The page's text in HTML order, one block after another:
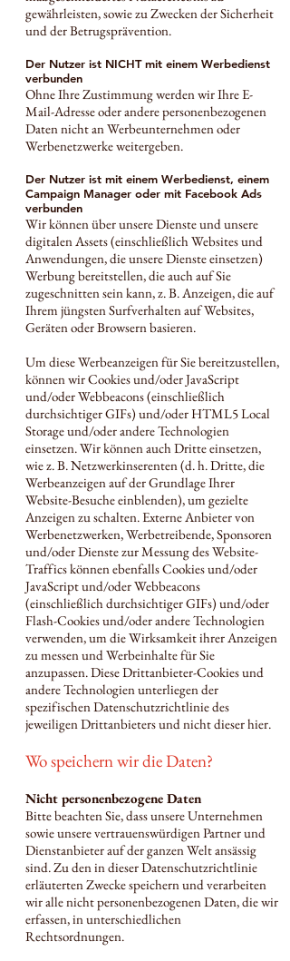
gewährleisten, sowie zu Zwecken der Sicherheit
und der Betrugsprävention.
Der Nutzer ist NICHT mit einem Werbedienst
verbunden
Ohne Ihre Zustimmung werden wir Ihre E-
Mail-Adresse oder andere personenbezogenen
Daten nicht an Werbeunternehmen oder
Werbenetzwerke weitergeben.
Der Nutzer ist mit einem Werbedienst, einem
Campaign Manager oder mit Facebook Ads
verbunden
Wir können über unsere Dienste und unsere
digitalen Assets (einschließlich Websites und
Anwendungen, die unsere Dienste einsetzen)
Werbung bereitstellen, die auch auf Sie
zugeschnitten sein kann, z. B. Anzeigen, die auf
Ihrem jüngsten Surfverhalten auf Websites,
Geräten oder Browsern basieren.
Um diese Werbeanzeigen für Sie bereitzustellen,
können wir Cookies und/oder JavaScript
und/oder Webbeacons (einschließlich
durchsichtiger GIFs) und/oder HTML5 Local
Storage und/oder andere Technologien
einsetzen. Wir können auch Dritte einsetzen,
wie z. B. Netzwerkinserenten (d. h. Dritte, die
Werbeanzeigen auf der Grundlage Ihrer
Website-Besuche einblenden), um gezielte
Anzeigen zu schalten. Externe Anbieter von
Werbenetzwerken, Werbetreibende, Sponsoren
und/oder Dienste zur Messung des Website-
Traffics können ebenfalls Cookies und/oder
JavaScript und/oder Webbeacons
(einschließlich durchsichtiger GIFs) und/oder
Flash-Cookies und/oder andere Technologien
verwenden, um die Wirksamkeit ihrer Anzeigen
zu messen und Werbeinhalte für Sie
anzupassen. Diese Drittanbieter-Cookies und
andere Technologien unterliegen der
spezifischen Datenschutzrichtlinie des
jeweiligen Drittanbieters und nicht dieser hier.
Wo speichern wir die Daten?
Nicht personenbezogene Daten
Bitte beachten Sie, dass unsere Unternehmen
sowie unsere vertrauenswürdigen Partner und
Dienstanbieter auf der ganzen Welt ansässig
sind. Zu den in dieser Datenschutzrichtlinie
erläuterten Zwecke speichern und verarbeiten
wir alle nicht personenbezogenen Daten, die wir
erfassen, in unterschiedlichen
Rechtsordnungen.